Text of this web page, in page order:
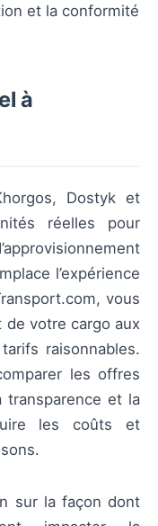
et la conformité
à
Dostyk et
réelles pour
l’expérience
vous
votre cargo aux
raisonnables.
les offres
et la
les coûts et
sur la façon dont